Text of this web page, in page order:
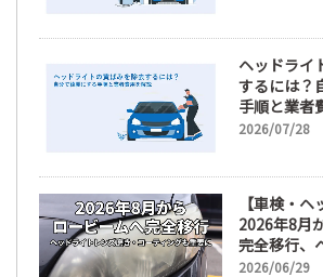
ヘッドライ
するには？
手順と業者
2026/07/28
【車検・ヘ
2026年8月
完全移行、
ズ磨き・コ
2026/06/29